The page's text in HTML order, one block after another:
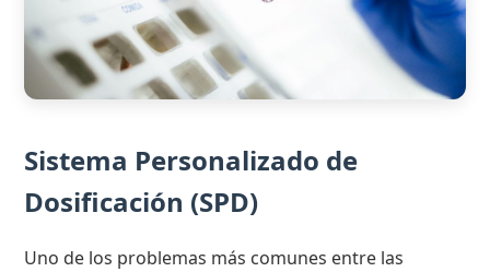
Sistema Personalizado de
Dosificación (SPD)
Uno de los problemas más comunes entre las